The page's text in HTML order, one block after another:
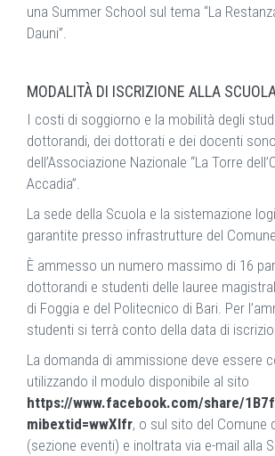
una Summer School sul tema “La
Dauni”.
MODALITÀ DI ISCRIZIONE ALLA
I costi di soggiorno e la mobilità degli
dottorandi, dei dottorati e dei docenti
dell’Associazione Nazionale “La Torre
Accadia”.
La sede della Scuola e la sistemazione
garantite presso infrastrutture del
È ammesso un numero massimo di 16
dottorandi e studenti delle lauree
di Foggia e del Politecnico di Bari. Per
studenti si terrà conto della data di
La domanda di ammissione deve essere
utilizzando il modulo disponibile al sito
https://www.facebook.com/share/
mibextid=wwXIfr, o sul sito del Comune
(sezione eventi) e inoltrata via e-mail alla